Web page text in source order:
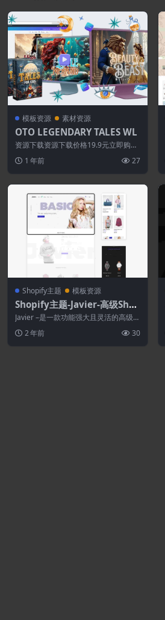
模板资源 素材资源
OTO LEGENDARY TALES WL
资源下载资源下载价格19.9元立即购
1 年前 27
Shopify主题 模板资源
Shopify主题-Javier-高级Shop
ify主题
Javier –是一款功能强大且灵活的高级S
2 年前 30